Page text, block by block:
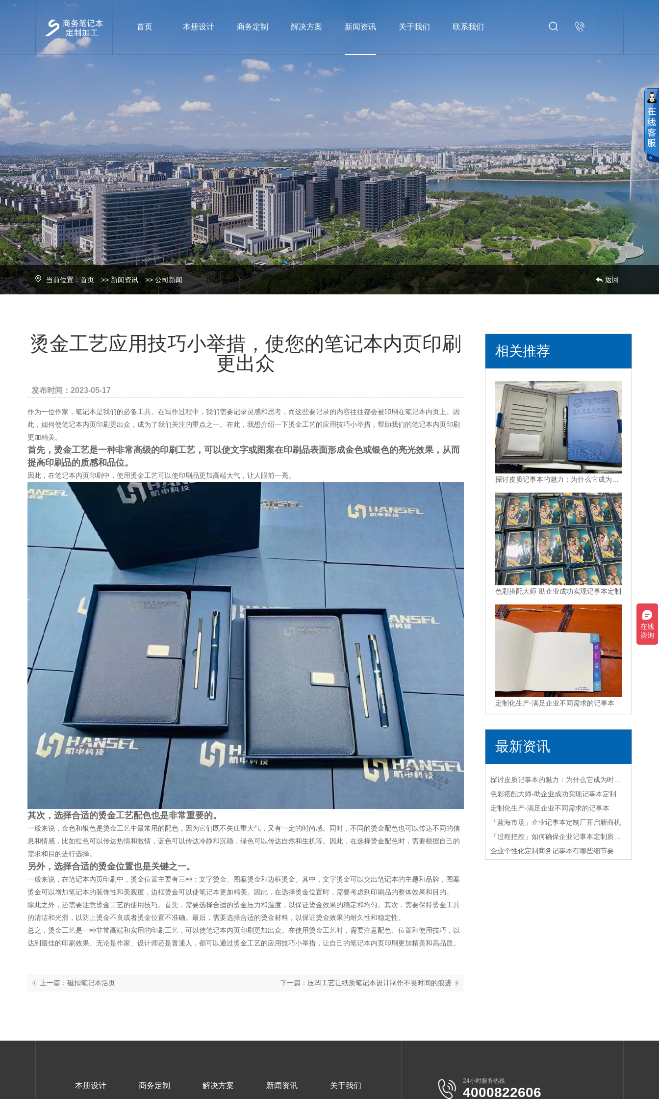
首页 本册设计 商务定制 解决方案 新闻资讯 关于我们 联系我们
当前位置：首页 >> 新闻资讯 >> 公司新闻 返回
烫金工艺应用技巧小举措，使您的笔记本内页印刷
更出众
发布时间：2023-05-17
作为一位作家，笔记本是我们的必备工具。在写作过程中，我们需要记录灵感和思考，而这些要记录的内容往往都会被印刷在笔记本内页上。因
此，如何使笔记本内页印刷更出众，成为了我们关注的重点之一。在此，我想介绍一下烫金工艺的应用技巧小举措，帮助我们的笔记本内页印刷
更加精美。
首先，烫金工艺是一种非常高级的印刷工艺，可以使文字或图案在印刷品表面形成金色或银色的亮光效果，从而
提高印刷品的质感和品位。
因此，在笔记本内页印刷中，使用烫金工艺可以使印刷品更加高端大气，让人眼前一亮。
其次，选择合适的烫金工艺配色也是非常重要的。
一般来说，金色和银色是烫金工艺中最常用的配色，因为它们既不失庄重大气，又有一定的时尚感。同时，不同的烫金配色也可以传达不同的信
息和情感，比如红色可以传达热情和激情，蓝色可以传达冷静和沉稳，绿色可以传达自然和生机等。因此，在选择烫金配色时，需要根据自己的
需求和目的进行选择。
另外，选择合适的烫金位置也是关键之一。
一般来说，在笔记本内页印刷中，烫金位置主要有三种：文字烫金、图案烫金和边框烫金。其中，文字烫金可以突出笔记本的主题和品牌，图案
烫金可以增加笔记本的装饰性和美观度，边框烫金可以使笔记本更加精美。因此，在选择烫金位置时，需要考虑到印刷品的整体效果和目的。
除此之外，还需要注意烫金工艺的使用技巧。首先，需要选择合适的烫金压力和温度，以保证烫金效果的稳定和均匀。其次，需要保持烫金工具
的清洁和光滑，以防止烫金不良或者烫金位置不准确。最后，需要选择合适的烫金材料，以保证烫金效果的耐久性和稳定性。
总之，烫金工艺是一种非常高端和实用的印刷工艺，可以使笔记本内页印刷更加出众。在使用烫金工艺时，需要注意配色、位置和使用技巧，以
达到最佳的印刷效果。无论是作家、设计师还是普通人，都可以通过烫金工艺的应用技巧小举措，让自己的笔记本内页印刷更加精美和高品质。
上一篇：磁扣笔记本活页 下一篇：压凹工艺让纸质笔记本设计制作不畏时间的痕迹
相关推荐
色彩搭配大师-助企业成功实现记事本定制
定制化生产-满足企业不同需求的记事本
最新资讯
探讨皮质记事本的魅力：为什么它成为时尚达人的必备品？
色彩搭配大师-助企业成功实现记事本定制
定制化生产-满足企业不同需求的记事本
「蓝海市场」企业记事本定制厂开启新商机
「过程把控」如何确保企业记事本定制质量？
企业个性化定制商务记事本有哪些细节要注意
本册设计 商务定制 解决方案 新闻资讯 关于我们
24小时服务热线
4000822606